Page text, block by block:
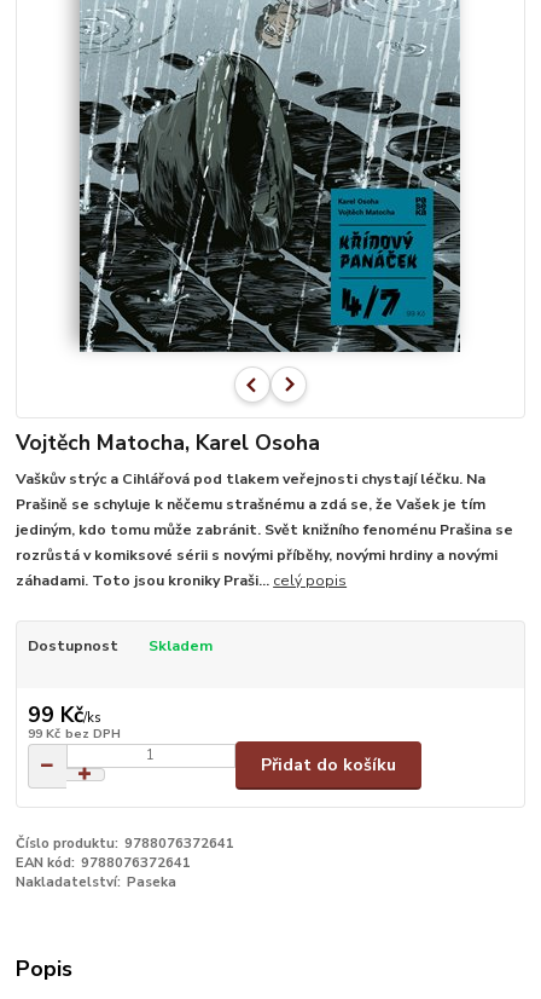
Vojtěch Matocha, Karel Osoha
Vaškův strýc a Cihlářová pod tlakem veřejnosti chystají léčku. Na
Prašině se schyluje k něčemu strašnému a zdá se, že Vašek je tím
jediným, kdo tomu může zabránit. Svět knižního fenoménu Prašina se
rozrůstá v komiksové sérii s novými příběhy, novými hrdiny a novými
záhadami. Toto jsou kroniky Praši... celý popis
Dostupnost Skladem
99 Kč/ks
99 Kč bez DPH
Přidat do košíku
Číslo produktu: 9788076372641
EAN kód: 9788076372641
Nakladatelství: Paseka
Popis